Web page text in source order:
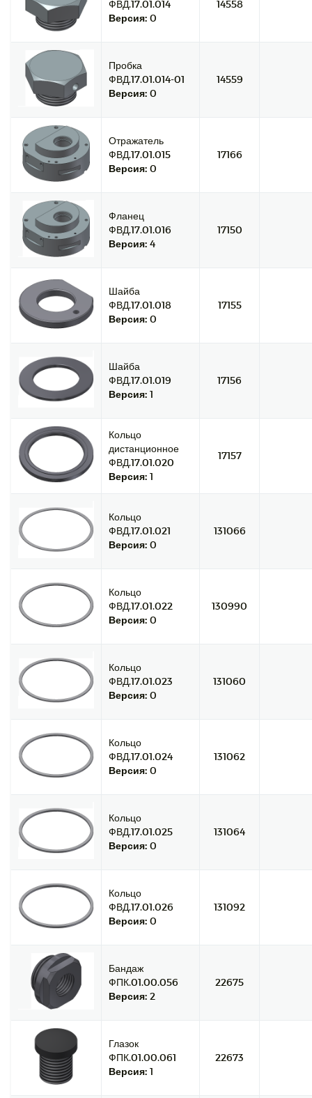
ФВД.17.01.014
Версия: 0
14558
Пробка
ФВД.17.01.014-01
Версия: 0
14559
Отражатель
ФВД.17.01.015
Версия: 0
17166
Фланец
ФВД.17.01.016
Версия: 4
17150
Шайба
ФВД.17.01.018
Версия: 0
17155
Шайба
ФВД.17.01.019
Версия: 1
17156
Кольцо
дистанционное
ФВД.17.01.020
Версия: 1
17157
Кольцо
ФВД.17.01.021
Версия: 0
131066
Кольцо
ФВД.17.01.022
Версия: 0
130990
Кольцо
ФВД.17.01.023
Версия: 0
131060
Кольцо
ФВД.17.01.024
Версия: 0
131062
Кольцо
ФВД.17.01.025
Версия: 0
131064
Кольцо
ФВД.17.01.026
Версия: 0
131092
Бандаж
ФПК.01.00.056
Версия: 2
22675
Глазок
ФПК.01.00.061
Версия: 1
22673